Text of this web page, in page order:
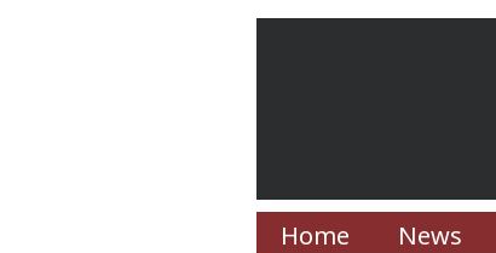
Home News